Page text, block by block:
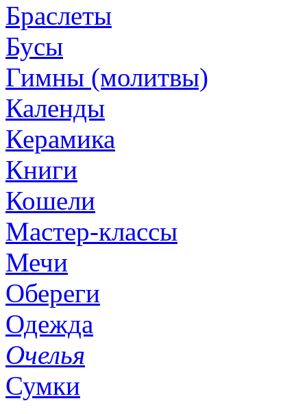
Браслеты
Бусы
Гимны (молитвы)
Календы
Керамика
Книги
Кошели
Мастер-классы
Мечи
Обереги
Одежда
Очелья
Сумки